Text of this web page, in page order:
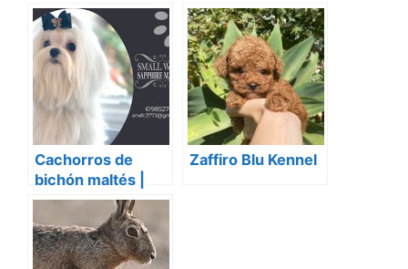
Maltes, Pomerania,
Caniche Toy
Cachorros de
bichón maltés |
Small White
Sapphire Maltese
Zaffiro Blu Kennel